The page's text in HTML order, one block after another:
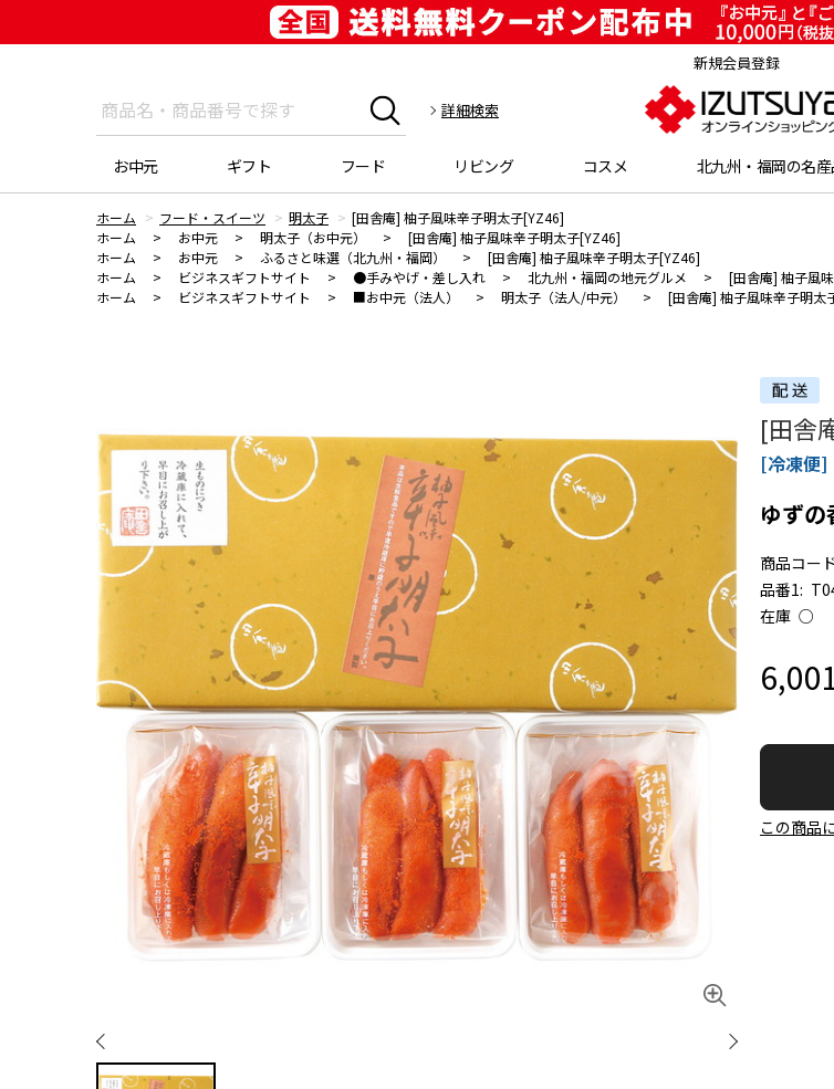
新規会員登録
詳細検索
お中元 ギフト フード リビング コスメ 北九州・福岡の名産
ホーム フード・スイーツ 明太子
[田舎庵] 柚子風味辛子明太子[YZ46]
ホーム
> お中元 > 明太子（お中元） >
[田舎庵] 柚子風味辛子明太子[YZ46]
ホーム
> お中元 > ふるさと味選（北九州・福岡） >
[田舎庵] 柚子風味辛子明太子[YZ46]
ホーム
> ビジネスギフトサイト > ●手みやげ・差し入れ > 北九州・福岡の地元グルメ >
[田舎庵] 柚子風
ホーム
> ビジネスギフトサイト > ■お中元（法人） > 明太子（法人/中元） > [田舎庵] 柚子風味辛子明太
[田舎
[冷凍便]
ゆず
商品コー
品番1:
在庫 ○
この商品